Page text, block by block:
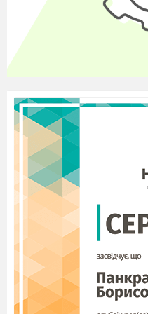
42–44
вості
50; 51 Ділення з
52
Степінь числа
53–55
Площа.
56; 57
Піраміда
58–60
Об’єм
піпеда .
61–63